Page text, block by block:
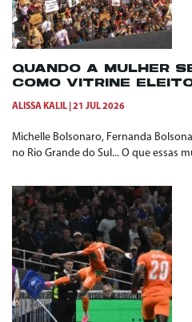
QUANDO A MULHER
COMO VITRINE
ALISSA KALIL 21 JUL 2026
Michelle Bolsonaro, Fernanda
no Rio Grande do Sul... O que essas